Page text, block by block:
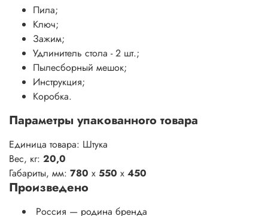
Пила;
Ключ;
Зажим;
Удлинитель стола - 2 шт.;
Пылесборный мешок;
Инструкция;
Коробка.
Параметры упакованного товара
Единица товара: Штука
Вес, кг: 20,0
Габариты, мм: 780 x 550 x 450
Произведено
Россия — родина бренда